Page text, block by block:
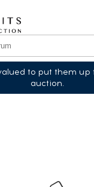
to put them up
auction.